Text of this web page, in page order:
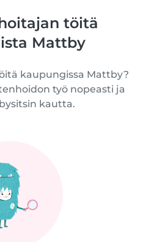
töitä
Mattby
kaupungissa Mattby?
työ nopeasti ja
kautta.